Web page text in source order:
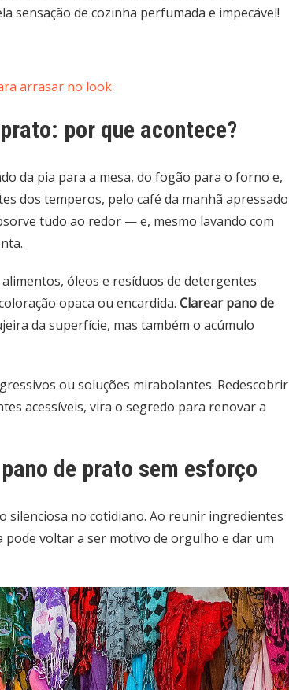
sensação de cozinha perfumada e impecável!
arrasar no look
por que acontece?
da pia para a mesa, do fogão para o forno e,
dos temperos, pelo café da manhã apressado
tudo ao redor — e, mesmo lavando com
óleos e resíduos de detergentes
opaca ou encardida. Clarear pano de
da superfície, mas também o acúmulo
ou soluções mirabolantes. Redescobrir
acessíveis, vira o segredo para renovar a
de prato sem esforço
silenciosa no cotidiano. Ao reunir ingredientes
voltar a ser motivo de orgulho e dar um